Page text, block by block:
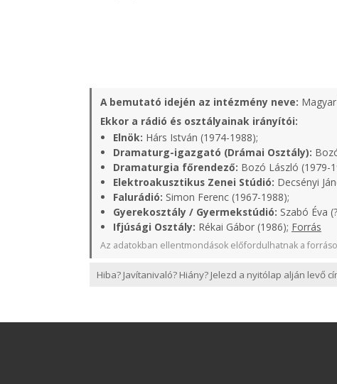
A bemutató idején az intézmény neve:
Ekkor a rádió és osztályainak irányítói:
Elnök: Hárs István (1974-1988);
Dramaturg-igazgató (Drámai Osztály):
Dramaturgia főrendező: Bozó László (1979-
Elektroakusztikus Zenei Stúdió: Decsényi
Falurádió: Simon Ferenc (1967-1988);
Gyerekosztály / Gyermekstúdió: Szabó Éva
Ifjúsági Osztály: Rékai Gábor (1986); Forrás
Az adatokban ellentmondások előfordulhatnak a
Hiba? Javítanivaló? Hiány? Jelezd a nyitólap alján levő